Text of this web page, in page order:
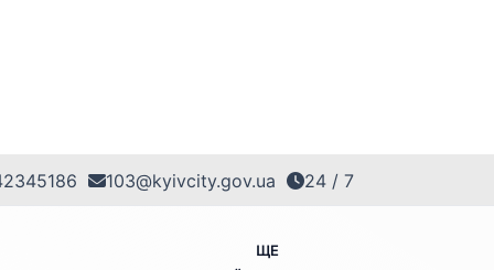
103@kyivcity.gov.ua 24 / 7
ЩЕ